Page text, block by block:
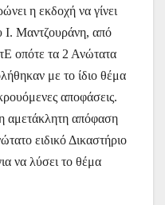
η εκδοχή να γίνει
Ι. Μαντζουράνη, από
οπότε τα 2 Ανώτατα
με το ίδιο θέμα
αποφάσεις.
αμετάκλητη απόφαση
ειδικό Δικαστήριο
να λύσει το θέμα